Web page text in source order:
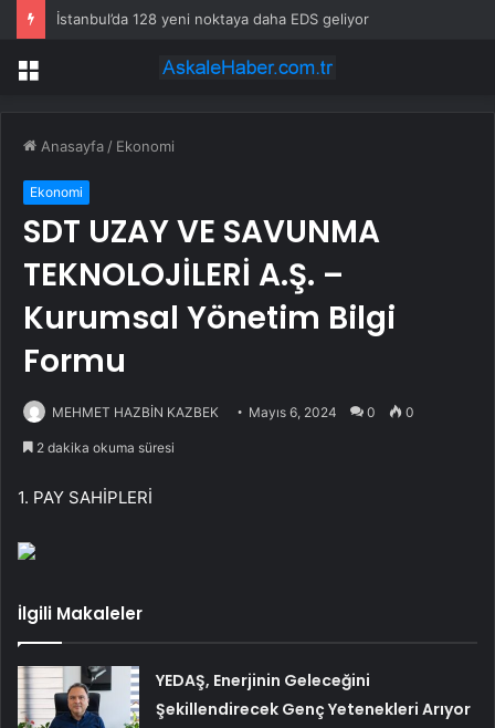
İstanbul’da 128 yeni noktaya daha EDS geliyor
Menü
Anasayfa / Ekonomi
Ekonomi
SDT UZAY VE SAVUNMA
TEKNOLOJİLERİ A.Ş. –
Kurumsal Yönetim Bilgi
Formu
MEHMET HAZBİN KAZBEK Mayıs 6, 2024 0 0
2 dakika okuma süresi
1. PAY SAHİPLERİ
İlgili Makaleler
YEDAŞ, Enerjinin Geleceğini
Şekillendirecek Genç Yetenekleri Arıyor